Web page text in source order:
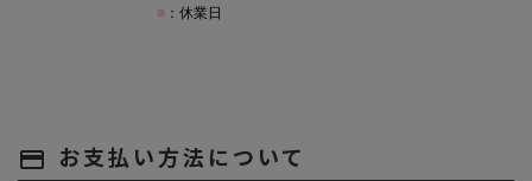
payment お支払い方法について